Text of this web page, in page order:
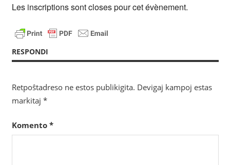
Les inscriptions sont closes pour cet évènement.
RESPONDI
Retpoŝtadreso ne estos publikigita. Devigaj kampoj estas
markitaj *
Komento *